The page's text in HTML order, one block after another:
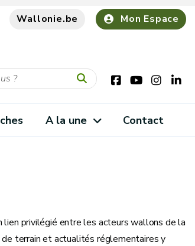
Wallonie.be Mon Espace
A la une Contact
lien privilégié entre les acteurs wallons de la
terrain et actualités réglementaires y